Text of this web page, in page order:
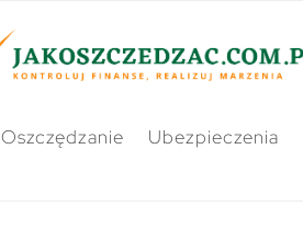
Oszczędzanie Ubezpieczenia